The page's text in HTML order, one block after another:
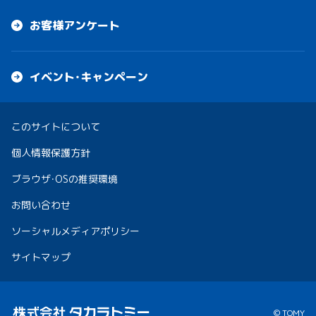
お客様アンケート
イベント・キャンペーン
このサイトについて
個人情報保護方針
ブラウザ・OSの推奨環境
お問い合わせ
ソーシャルメディアポリシー
サイトマップ
© TOMY